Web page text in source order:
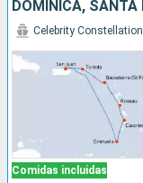
Comidas incluidas
Celebrity Constellation